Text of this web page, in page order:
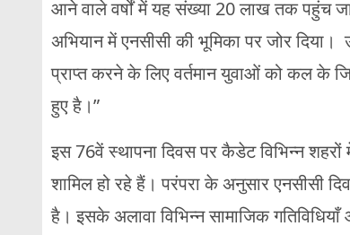
आने वाले वर्षों में यह संख्या 20 लाख तक पहुंच
अभियान में एनसीसी की भूमिका पर जोर दिया।
प्राप्त करने के लिए वर्तमान युवाओं को कल के
हुए है।”
इस 76वें स्थापना दिवस पर कैडेट विभिन्न शहरों
शामिल हो रहे हैं। परंपरा के अनुसार एनसीसी
है। इसके अलावा विभिन्न सामाजिक